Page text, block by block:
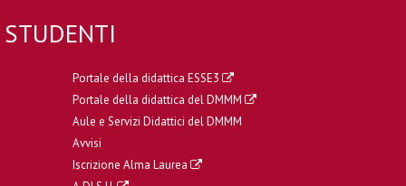
STUDENTI
Portale della didattica ESSE3
Portale della didattica del DMMM
Aule e Servizi Didattici del DMMM
Avvisi
Iscrizione Alma Laurea